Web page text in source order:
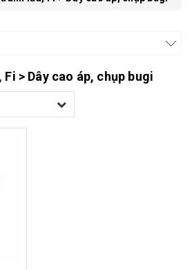
> Dây cao áp, chụp bugi